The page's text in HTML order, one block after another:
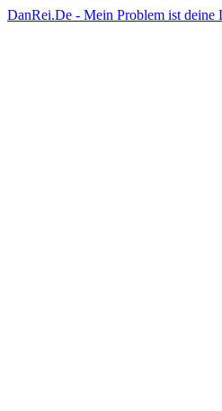
DanRei.De - Mein Problem ist deine